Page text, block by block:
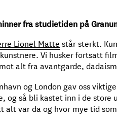
fra studietiden på
Lionel Matte står sterkt.
Vi husker fortsatt
alt fra avantgarde,
og London gav oss
og så bli kastet inn i de
alt var da og hvor mye tid